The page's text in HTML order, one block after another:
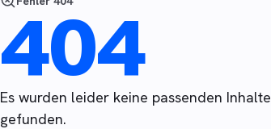
404
Es wurden leider keine passenden Inhalte
gefunden.